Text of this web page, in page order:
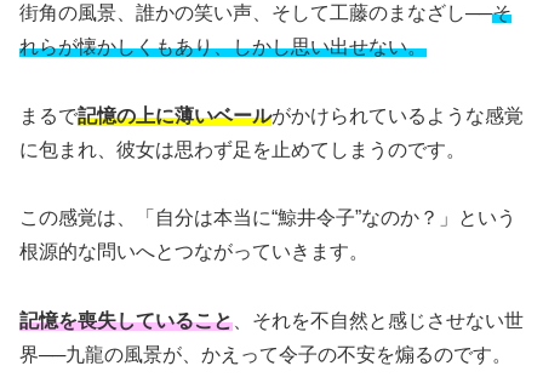
街角の風景、誰かの笑い声、そして工藤のまなざし──そ
れらが懐かしくもあり、しかし思い出せない。
まるで記憶の上に薄いベールがかけられているような感覚
に包まれ、彼女は思わず足を止めてしまうのです。
この感覚は、「自分は本当に“鯨井令子”なのか？」という
根源的な問いへとつながっていきます。
記憶を喪失していること 、それを不自然と感じさせない世
界──九龍の風景が、かえって令子の不安を煽るのです。